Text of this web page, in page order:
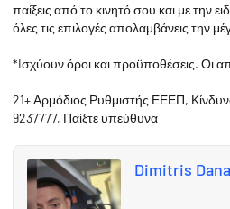
παίξεις από το κινητό σου και με την
όλες τις επιλογές απολαμβάνεις την
*Iσχύουν όροι και προϋποθέσεις. Οι
21+ Αρμόδιος Ρυθμιστής ΕΕΕΠ,
9237777, Παίξτε υπεύθυνα
Dimitris